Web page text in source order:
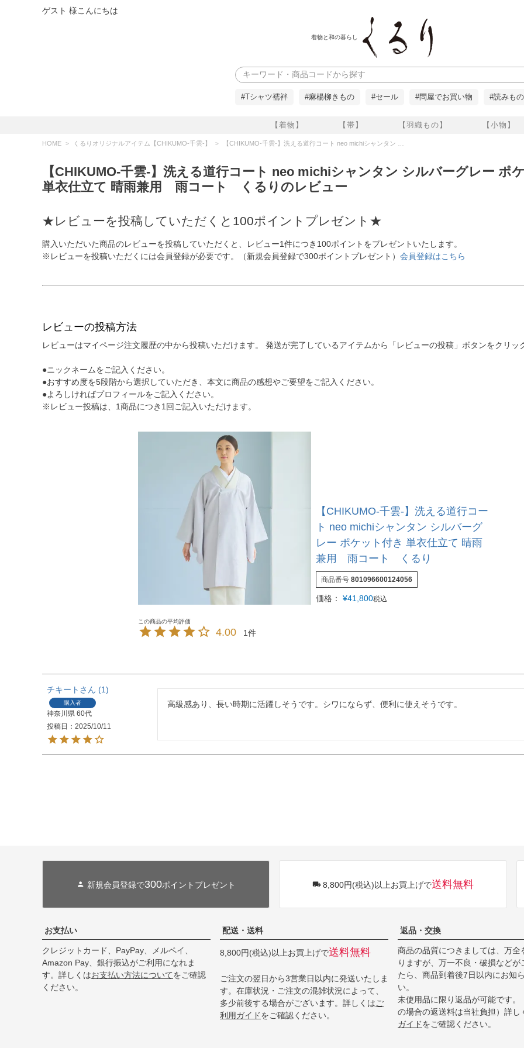
ゲスト 様こんにちは
着物と和の暮らし
【着物】 【帯】 【羽織もの】 【小物】
検索
#Tシャツ襦袢 #麻楊柳きもの #セール #問屋でお買い物 #読みもの
HOME くるりオリジナルアイテム【CHIKUMO-千雲-】 【CHIKUMO-千雲-】洗える道行コート neo michiシャンタン シルバーグレー ポケット付き 単衣仕立て 晴雨兼用 雨コート くるりのレビュー
【CHIKUMO-千雲-】洗える道行コート neo michiシャンタン シルバーグレー ポ
単衣仕立て 晴雨兼用 雨コート くるりのレビュー
★レビューを投稿していただくと100ポイントプレゼント★
購入いただいた商品のレビューを投稿していただくと、レビュー1件につき100ポイントをプレゼントいたします。
※レビューを投稿いただくには会員登録が必要です。（新規会員登録で300ポイントプレゼント） 会員登録はこちら
レビューの投稿方法
レビューはマイページ注文履歴の中から投稿いただけます。 発送が完了しているアイテムから「レビューの投稿」ボタンをクリッ
●ニックネームをご記入ください。
●おすすめ度を5段階から選択していただき、本文に商品の感想やご要望をご記入ください。
●よろしければプロフィールをご記入ください。
※レビュー投稿は、1商品につき1回ご記入いただけます。
【CHIKUMO-千雲-】洗える道行コー
ト neo michiシャンタン シルバーグ
レー ポケット付き 単衣仕立て 晴雨
兼用 雨コート くるり
商品番号 801096600124056
価格： ¥41,800税込
4.00 1
チキート 1
購入者
神奈川県 60代
投稿日
2025/10/11
高級感あり、長い時期に活躍しそうです。シワにならず、便利に使えそうです。
新規会員登録で300ポイントプレゼント 8,800円(税込)以上お買上げで送料無料
お支払い
クレジットカード、PayPay、メルペイ、
Amazon Pay、銀行振込がご利用になれま
す。詳しくはお支払い方法についてをご確認
ください。
配送・送料
8,800円(税込)以上お買上げで送料無料
ご注文の翌日から3営業日以内に発送いたしま
す。在庫状況・ご注文の混雑状況によって、
多少前後する場合がございます。詳しくはご
利用ガイドをご確認ください。
返品・交換
商品の品質につきましては、万全
りますが、万一不良・破損などが
たら、商品到着後7日以内にお知
い。
未使用品に限り返品が可能です。
の場合の返送料は当社負担）詳し
ガイドをご確認ください。